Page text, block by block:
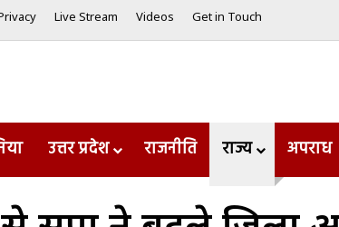
Live Stream Videos Get in Touch
उत्तर प्रदेश राजनीति राज्य अपराध